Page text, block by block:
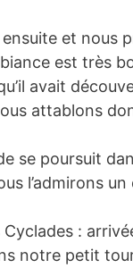
et nous
est très
avait
attablons
se poursuit
l’admirons
notre petit